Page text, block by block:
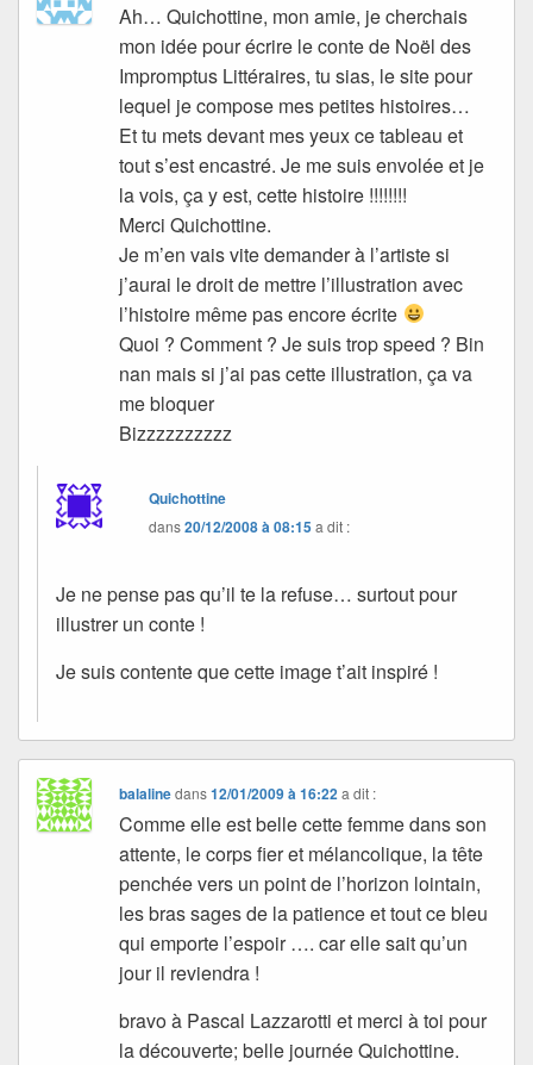
Ah… Quichottine, mon amie, je cherchais
mon idée pour écrire le conte de Noël des
Impromptus Littéraires, tu sias, le site pour
lequel je compose mes petites histoires…
Et tu mets devant mes yeux ce tableau et
tout s’est encastré. Je me suis envolée et je
la vois, ça y est, cette histoire !!!!!!!!
Merci Quichottine.
Je m’en vais vite demander à l’artiste si
j’aurai le droit de mettre l’illustration avec
l’histoire même pas encore écrite
Quoi ? Comment ? Je suis trop speed ? Bin
nan mais si j’ai pas cette illustration, ça va
me bloquer
Bizzzzzzzzzz
Quichottine
dans20/12/2008 à 08:15a dit :
Je ne pense pas qu’il te la refuse… surtout pour
illustrer un conte !
Je suis contente que cette image t’ait inspiré !
balalinedans12/01/2009 à 16:22 a dit :
Comme elle est belle cette femme dans son
attente, le corps fier et mélancolique, la tête
penchée vers un point de l’horizon lointain,
les bras sages de la patience et tout ce bleu
qui emporte l’espoir …. car elle sait qu’un
jour il reviendra !
bravo à Pascal Lazzarotti et merci à toi pour
la découverte; belle journée Quichottine.